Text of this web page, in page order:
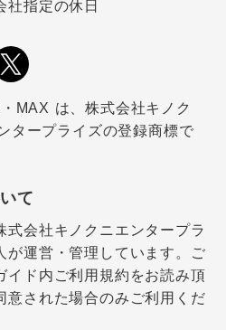
社指定の休日
MAX は、株式会社キノク
タープライズの登録商標で
て
式会社キノクニエンタープラ
が運営・管理しています。ご
イド内ご利用規約をお読み頂
意された場合のみご利用くだ